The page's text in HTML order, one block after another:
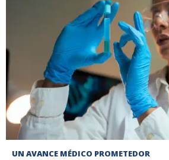
UN AVANCE MÉDICO PROMETEDOR